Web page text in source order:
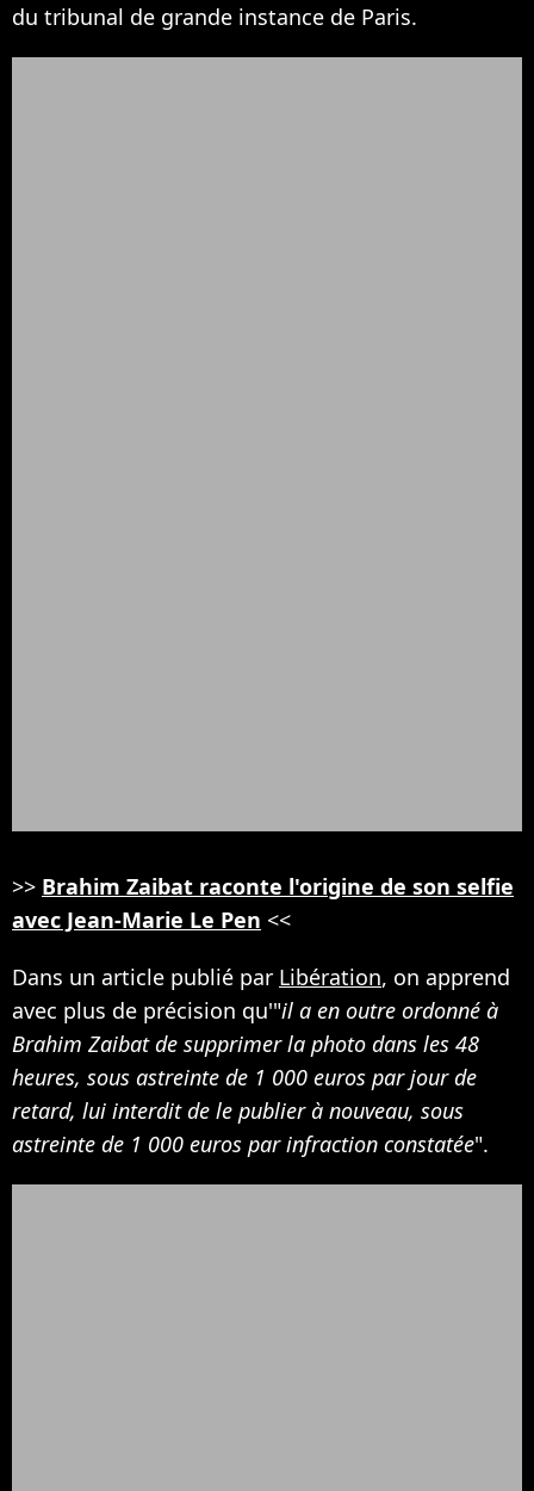
du tribunal de grande instance de Paris.
>> Brahim Zaibat raconte l'origine de son selfie
avec Jean-Marie Le Pen <<
Dans un article publié par Libération, on apprend
avec plus de précision qu'"il a en outre ordonné à
Brahim Zaibat de supprimer la photo dans les 48
heures, sous astreinte de 1 000 euros par jour de
retard, lui interdit de le publier à nouveau, sous
astreinte de 1 000 euros par infraction constatée".